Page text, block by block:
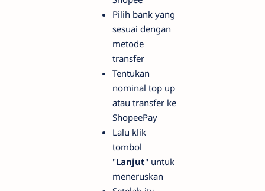
Pilih bank yang
sesuai dengan
metode
transfer
Tentukan
nominal top up
atau transfer ke
ShopeePay
Lalu klik
tombol
"Lanjut" untuk
meneruskan